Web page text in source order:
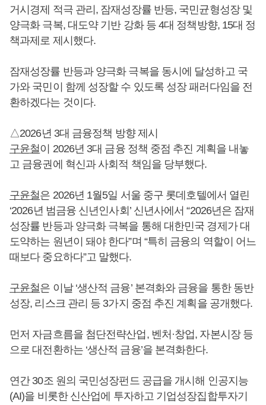
거시경제 적극 관리, 잠재성장률 반등, 국민균형성장 및
양극화 극복, 대도약 기반 강화 등 4대 정책방향, 15대 정
책과제로 제시했다.
잠재성장률 반등과 양극화 극복을 동시에 달성하고 국
가와 국민이 함께 성장할 수 있도록 성장 패러다임을 전
환하겠다는 것이다.
△2026년 3대 금융정책 방향 제시
구윤철이 2026년 3대 금융 정책 중점 추진 계획을 내놓
고 금융권에 혁신과 사회적 책임을 당부했다.
구윤철은 2026년 1월5일 서울 중구 롯데호텔에서 열린
‘2026년 범금융 신년인사회’ 신년사에서 “2026년은 잠재
성장률 반등과 양극화 극복을 통해 대한민국 경제가 대
도약하는 원년이 돼야 한다”며 “특히 금융의 역할이 어느
때보다 중요하다”고 말했다.
구윤철은 이날 ‘생산적 금융’ 본격화와 금융을 통한 동반
성장, 리스크 관리 등 3가지 중점 추진 계획을 공개했다.
먼저 자금흐름을 첨단전략산업, 벤처·창업, 자본시장 등
으로 대전환하는 ‘생산적 금융’을 본격화한다.
연간 30조 원의 국민성장펀드 공급을 개시해 인공지능
(AI)을 비롯한 신산업에 투자하고 기업성장집합투자기